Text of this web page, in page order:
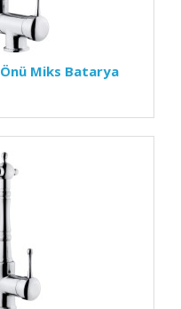
Miks Batarya